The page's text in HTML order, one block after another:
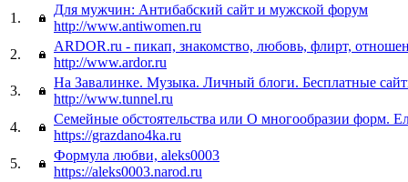
1.
Для мужчин: Антибабский сайт и мужской форум
http://www.antiwomen.ru
2.
ARDOR.ru - пикап, знакомство, любовь, флирт,
http://www.ardor.ru
3.
На Завалинке. Музыка. Личный блоги. Бесплатные
http://www.tunnel.ru
4.
Семейные обстоятельства или О многообразии форм.
https://grazdano4ka.ru
5.
Формула любви, aleks0003
https://aleks0003.narod.ru